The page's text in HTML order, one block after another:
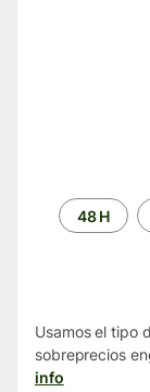
Periodo48 H
Usamos el tipo
sobreprecios
info